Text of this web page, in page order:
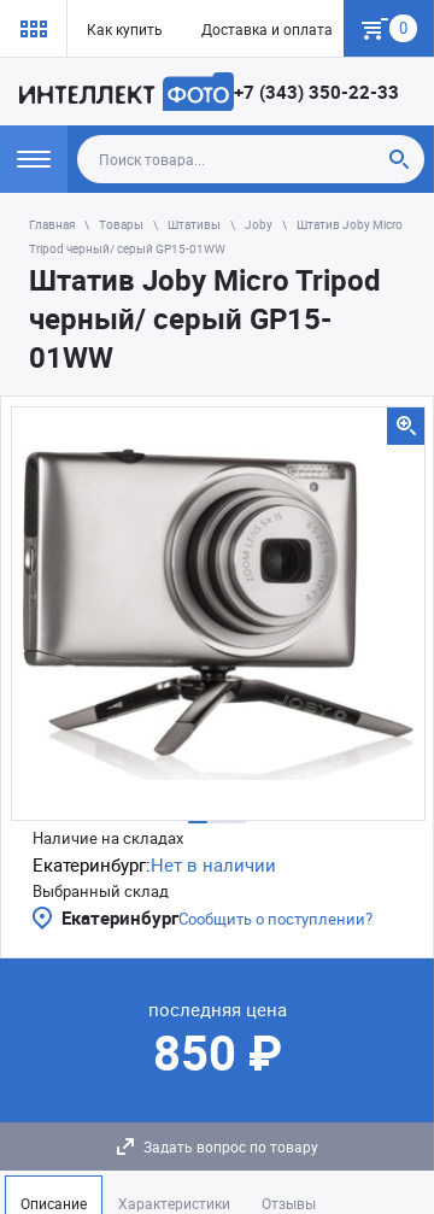
Как купить Доставка и оплата Гарантия
0
+7 (343) 350-22-33
Главная Товары Штативы Joby
Штатив Joby Micro
Tripod черный/ серый GP15-01WW
Штатив Joby Micro Tripod
черный/ серый GP15-
01WW
Наличие на складах
Екатеринбург:Нет в наличии
Выбранный склад
ЕкатеринбургСообщить о поступлении?
последняя цена
850 ₽
Задать вопрос по товару
Описание Характеристики Отзывы